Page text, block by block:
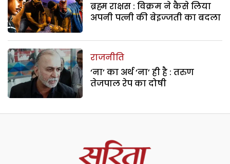
ब्रह्म राक्षस : विक्रम ने कैसे लिया
अपनी पत्नी की बेइज्जती का बदला
राजनीति
‘ना’ का अर्थ ‘ना’ ही है : तरुण
तेजपाल रेप का दोषी